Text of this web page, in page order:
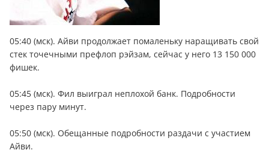
05:40 (мск). Айви продолжает помаленьку наращивать свой
стек точечными префлоп рэйзам, сейчас у него 13 150 000
фишек.
05:45 (мск). Фил выиграл неплохой банк. Подробности
через пару минут.
05:50 (мск). Обещанные подробности раздачи с участием
Айви.